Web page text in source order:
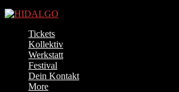
Tickets
Kollektiv
Werkstatt
Festival
Dein Kontakt
More